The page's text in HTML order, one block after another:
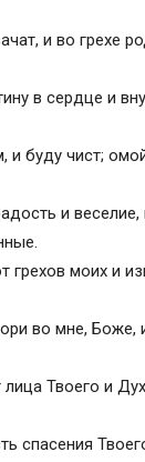
и во грехе
в сердце и
и буду чист;
и веселие,
грехов моих и
во мне, Боже,
Твоего и
спасения